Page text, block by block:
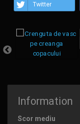
Twitter
Information
Scor mediu